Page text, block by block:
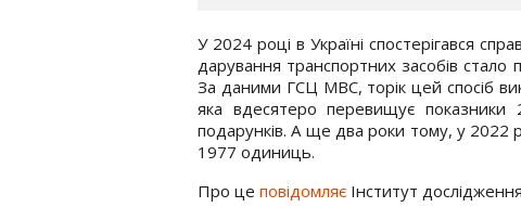
У 2024 році в Україні спостерігався
дарування транспортних засобів стало
За даними ГСЦ МВС, торік цей спосіб
яка вдесятеро перевищує
подарунків. А ще два роки тому, у 2022
1977 одиниць.
Про це повідомляє Інститут